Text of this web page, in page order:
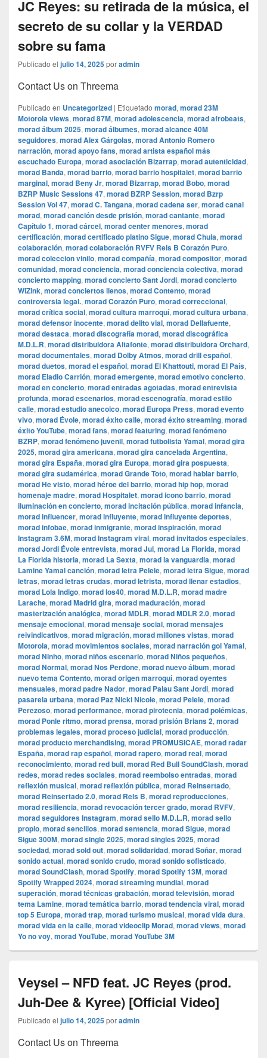
JC Reyes: su retirada de la música, el
secreto de su collar y la VERDAD
sobre su fama
Publicado el julio 14, 2025poradmin
Contact Us on Threema
Publicado en Uncategorized | Etiquetado morad, morad 23M
Motorola views, morad 87M, morad adolescencia, morad afrobeats,
morad álbum 2025, morad álbumes, morad alcance 40M
seguidores, morad Alex Gárgolas, morad Antonio Romero
narración, morad apoyo fans, morad artista español más
escuchado Europa, morad asociación Bizarrap, morad autenticidad,
morad Banda, morad barrio, morad barrio hospitalet, morad barrio
marginal, morad Beny Jr, morad Bizarrap, morad Bobo, morad
BZRP Music Sessions 47, morad BZRP Session, morad Bzrp
Session Vol 47, morad C. Tangana, morad cadena ser, morad canal
morad, morad canción desde prisión, morad cantante, morad
Capítulo 1, morad cárcel, morad center menores, morad
certificación, morad certificado platino Sigue, morad Chula, morad
colaboración, morad colaboración RVFV Rels B Corazón Puro,
morad coleccion vinilo, morad compañía, morad compositor, morad
comunidad, morad conciencia, morad conciencia colectiva, morad
concierto mapping, morad concierto Sant Jordi, morad concierto
WiZink, morad conciertos llenos, morad Contento, morad
controversia legal., morad Corazón Puro, morad correccional,
morad crítica social, morad cultura marroquí, morad cultura urbana,
morad defensor inocente, morad delito vial, morad Dellafuente,
morad destaca, morad discografía morad, morad discográfica
M.D.L.R, morad distribuidora Altafonte, morad distribuidora Orchard,
morad documentales, morad Dolby Atmos, morad drill español,
morad duetos, morad el español, morad El Khattouti, morad El País,
morad Eladio Carrión, morad emergente, morad emotivo concierto,
morad en concierto, morad entradas agotadas, morad entrevista
profunda, morad escenarios, morad escenografía, morad estilo
calle, morad estudio anecoico, morad Europa Press, morad evento
vivo, morad Évole, morad éxito calle, morad éxito streaming, morad
éxito YouTube, morad fans, morad featuring, morad fenómeno
BZRP, morad fenómeno juvenil, morad futbolista Yamal, morad gira
2025, morad gira americana, morad gira cancelada Argentina,
morad gira España, morad gira Europa, morad gira pospuesta,
morad gira sudamérica, morad Grande Toto, morad hablar barrio,
morad He visto, morad héroe del barrio, morad hip hop, morad
homenaje madre, morad Hospitalet, morad icono barrio, morad
iluminación en concierto, morad incitación pública, morad infancia,
morad influencer, morad influyente, morad influyente deportes,
morad infobae, morad inmigrante, morad inspiración, morad
Instagram 3.6M, morad Instagram viral, morad invitados especiales,
morad Jordi Évole entrevista, morad Jul, morad La Florida, morad
La Florida historia, morad La Sexta, morad la vanguardia, morad
Lamine Yamal canción, morad letra Pelele, morad letra Sigue, morad
letras, morad letras crudas, morad letrista, morad llenar estadios,
morad Lola Indigo, morad los40, morad M.D.L.R, morad madre
Larache, morad Madrid gira, morad maduración, morad
masterización analógica, morad MDLR, morad MDLR 2.0, morad
mensaje emocional, morad mensaje social, morad mensajes
reivindicativos, morad migración, morad millones vistas, morad
Motorola, morad movimientos sociales, morad narración gol Yamal,
morad Ninho, morad niños escenario, morad Niños pequeños,
morad Normal, morad Nos Perdone, morad nuevo álbum, morad
nuevo tema Contento, morad origen marroquí, morad oyentes
mensuales, morad padre Nador, morad Palau Sant Jordi, morad
pasarela urbana, morad Paz Nicki Nicole, morad Pelele, morad
Perezoso, morad performance, morad pirotecnia, morad polémicas,
morad Ponle ritmo, morad prensa, morad prisión Brians 2, morad
problemas legales, morad proceso judicial, morad producción,
morad producto merchandising, morad PROMUSICAE, morad radar
España, morad rap español, morad rapero, morad real, morad
reconocimiento, morad red bull, morad Red Bull SoundClash, morad
redes, morad redes sociales, morad reembolso entradas, morad
reflexión musical, morad reflexión pública, morad Reinsertado,
morad Reinsertado 2.0, morad Rels B, morad reproducciones,
morad resiliencia, morad revocación tercer grado, morad RVFV,
morad seguidores Instagram, morad sello M.D.L.R, morad sello
propio, morad sencillos, morad sentencia, morad Sigue, morad
Sigue 300M, morad single 2025, morad singles 2025, morad
sociedad, morad sold out, morad solidaridad, morad Soñar, morad
sonido actual, morad sonido crudo, morad sonido sofisticado,
morad SoundClash, morad Spotify, morad Spotify 13M, morad
Spotify Wrapped 2024, morad streaming mundial, morad
superación, morad técnicas grabación, morad televisión, morad
tema Lamine, morad temática barrio, morad tendencia viral, morad
top 5 Europa, morad trap, morad turismo musical, morad vida dura,
morad vida en la calle, morad videocli‏p Morad, morad views, morad
Yo no voy, morad YouTube, morad YouTube 3M
Veysel – NFD feat. JC Reyes (prod.
Juh-Dee & Kyree) [Official Video]
Publicado el julio 14, 2025poradmin
Contact Us on Threema